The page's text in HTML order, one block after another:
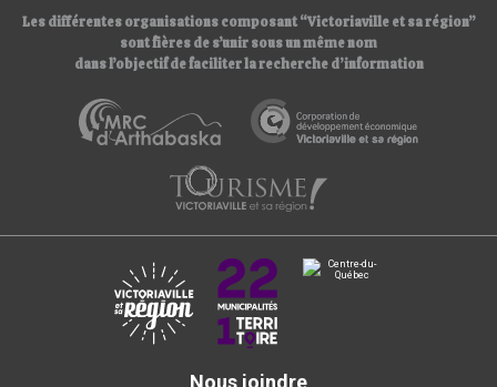
Les différentes organisations composant “Victoriaville et sa région”
sont fières de s’unir sous un même nom
dans l’objectif de faciliter la recherche d’information
Nous joindre